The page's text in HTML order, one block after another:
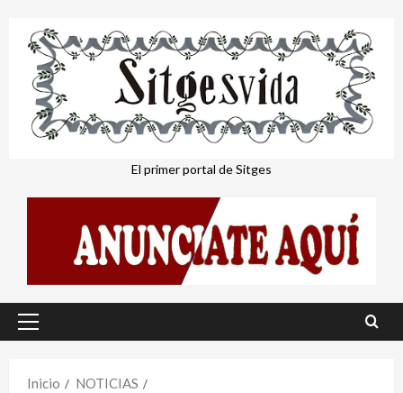
contenido
El primer portal de Sitges
Menú
Inicio
NOTICIAS